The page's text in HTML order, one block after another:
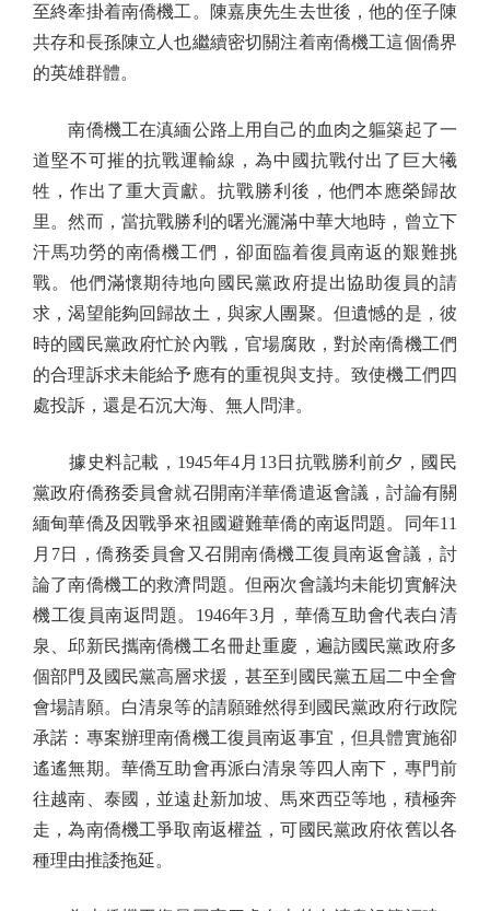
至終牽掛着南僑機工。陳嘉庚先生去世後，他的侄子陳
共存和長孫陳立人也繼續密切關注着南僑機工這個僑界
的英雄群體。
南僑機工在滇緬公路上用自己的血肉之軀築起了一
道堅不可摧的抗戰運輸線，為中國抗戰付出了巨大犧
牲，作出了重大貢獻。抗戰勝利後，他們本應榮歸故
里。然而，當抗戰勝利的曙光灑滿中華大地時，曾立下
汗馬功勞的南僑機工們，卻面臨着復員南返的艱難挑
戰。他們滿懷期待地向國民黨政府提出協助復員的請
求，渴望能夠回歸故土，與家人團聚。但遺憾的是，彼
時的國民黨政府忙於內戰，官場腐敗，對於南僑機工們
的合理訴求未能給予應有的重視與支持。致使機工們四
處投訴，還是石沉大海、無人問津。
據史料記載，1945年4月13日抗戰勝利前夕，國民
黨政府僑務委員會就召開南洋華僑遣返會議，討論有關
緬甸華僑及因戰爭來祖國避難華僑的南返問題。同年11
月7日，僑務委員會又召開南僑機工復員南返會議，討
論了南僑機工的救濟問題。但兩次會議均未能切實解決
機工復員南返問題。1946年3月，華僑互助會代表白清
泉、邱新民攜南僑機工名冊赴重慶，遍訪國民黨政府多
個部門及國民黨高層求援，甚至到國民黨五屆二中全會
會場請願。白清泉等的請願雖然得到國民黨政府行政院
承諾：專案辦理南僑機工復員南返事宜，但具體實施卻
遙遙無期。華僑互助會再派白清泉等四人南下，專門前
往越南、泰國，並遠赴新加坡、馬來西亞等地，積極奔
走，為南僑機工爭取南返權益，可國民黨政府依舊以各
種理由推諉拖延。